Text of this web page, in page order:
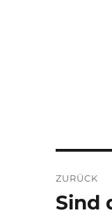
ZURÜCK
Sind